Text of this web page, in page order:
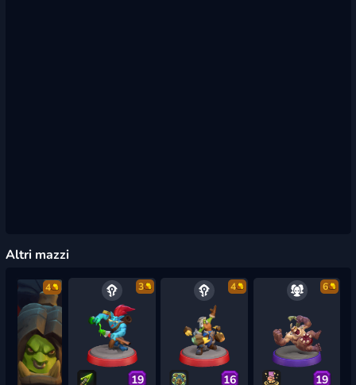
Altri mazzi
4 3
19
4
16
6
19